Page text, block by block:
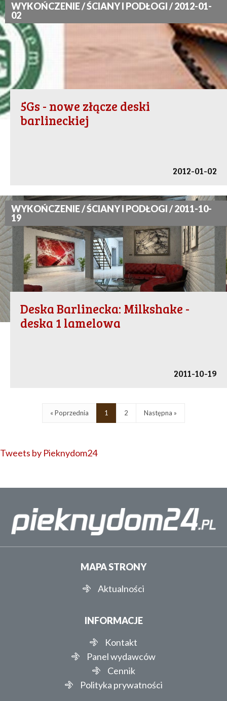
WYKOŃCZENIE / ŚCIANY I PODŁOGI / 2012-01-
02
5Gs - nowe złącze deski
barlineckiej
2012-01-02
WYKOŃCZENIE / ŚCIANY I PODŁOGI / 2011-10-
19
Deska Barlinecka: Milkshake -
deska 1 lamelowa
2011-10-19
« Poprzednia 1 2 Następna »
Tweets by Pieknydom24
MAPA STRONY
Aktualności
INFORMACJE
Kontakt
Panel wydawców
Cennik
Polityka prywatności